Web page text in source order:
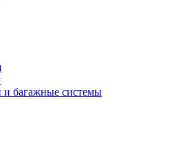
багажные системы